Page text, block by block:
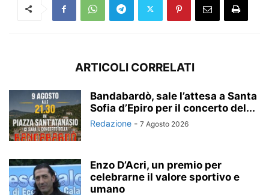
ARTICOLI CORRELATI
Bandabardò, sale l’attesa a Santa
Sofia d’Epiro per il concerto del...
Redazione - 7 Agosto 2026
Enzo D’Acri, un premio per
celebrarne il valore sportivo e
umano